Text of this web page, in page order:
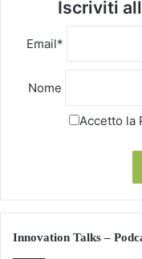
Iscriviti
Email*
Nome
Accetto la
Innovation Talks –